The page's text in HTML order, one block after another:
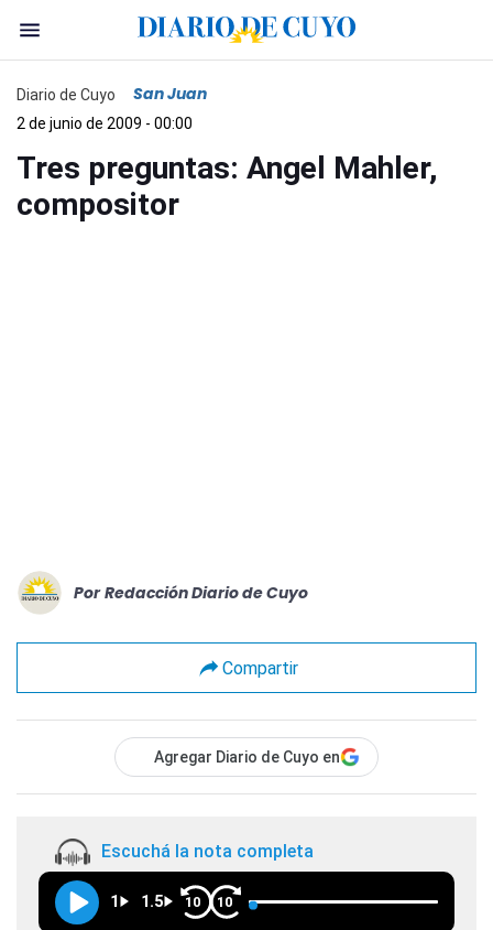
Diario de Cuyo San Juan
2 de junio de 2009 - 00:00
Tres preguntas: Angel Mahler,
compositor
Por Redacción Diario de Cuyo
Compartir
Agregar Diario de Cuyo en
Escuchá la nota completa
1 1.5 10 10